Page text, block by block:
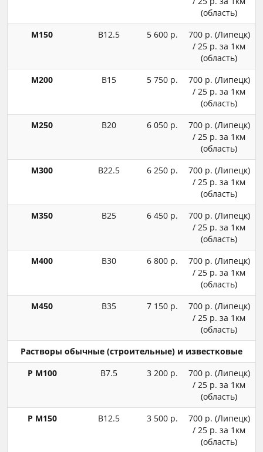
(область)
М150
В12.5 5 600 р.
700 р. (Липецк)
/ 25 р. за 1км
(область)
М200
В15 5 750 р.
700 р. (Липецк)
/ 25 р. за 1км
(область)
М250
В20 6 050 р.
700 р. (Липецк)
/ 25 р. за 1км
(область)
М300
В22.5 6 250 р.
700 р. (Липецк)
/ 25 р. за 1км
(область)
М350
В25 6 450 р.
700 р. (Липецк)
/ 25 р. за 1км
(область)
М400
В30 6 800 р.
700 р. (Липецк)
/ 25 р. за 1км
(область)
М450
В35 7 150 р.
700 р. (Липецк)
/ 25 р. за 1км
(область)
Растворы обычные (строительные) и известковые
Р М100
В7.5 3 200 р.
700 р. (Липецк)
/ 25 р. за 1км
(область)
Р М150
В12.5 3 500 р.
700 р. (Липецк)
/ 25 р. за 1км
(область)